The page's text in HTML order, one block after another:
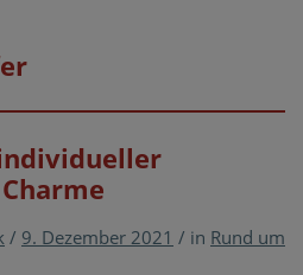
/ 9. Dezember 2021 / in Rund um